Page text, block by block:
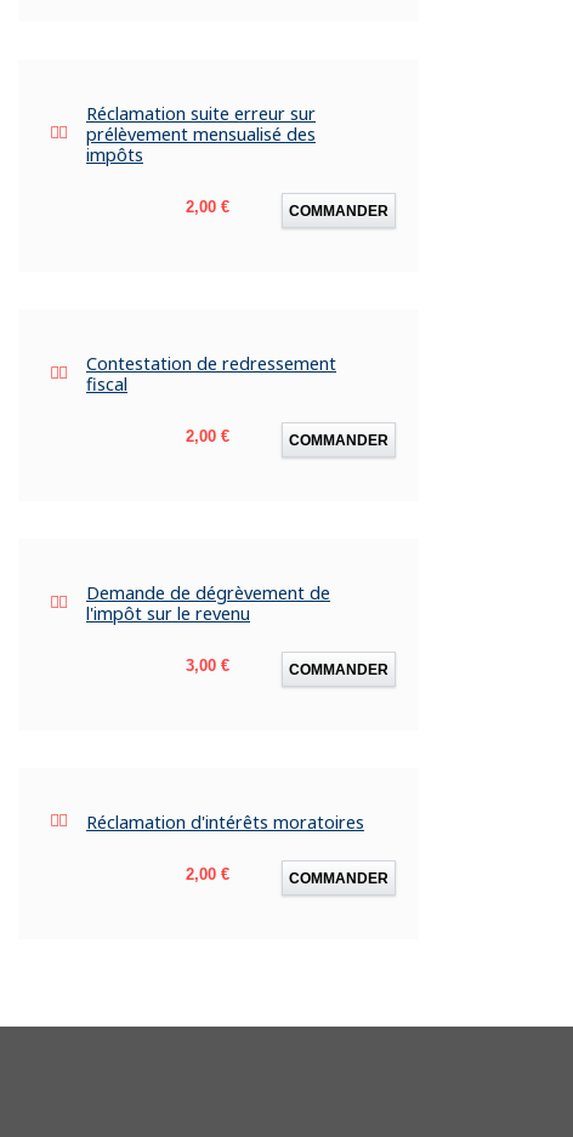
Réclamation suite erreur sur
prélèvement mensualisé des
impôts
Prix
2,00 € COMMANDER
Contestation de redressement
fiscal
Prix
2,00 € COMMANDER
Demande de dégrèvement de
l'impôt sur le revenu
Prix
3,00 € COMMANDER
Réclamation d'intérêts moratoires
Prix
2,00 € COMMANDER